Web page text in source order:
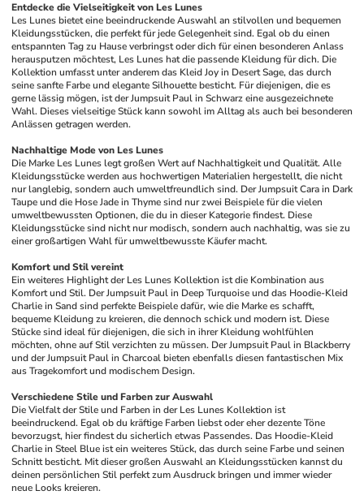
Entdecke die Vielseitigkeit von Les Lunes
Les Lunes bietet eine beeindruckende Auswahl an stilvollen und bequemen
Kleidungsstücken, die perfekt für jede Gelegenheit sind. Egal ob du einen
entspannten Tag zu Hause verbringst oder dich für einen besonderen Anlass
herausputzen möchtest, Les Lunes hat die passende Kleidung für dich. Die
Kollektion umfasst unter anderem das Kleid Joy in Desert Sage, das durch
seine sanfte Farbe und elegante Silhouette besticht. Für diejenigen, die es
gerne lässig mögen, ist der Jumpsuit Paul in Schwarz eine ausgezeichnete
Wahl. Dieses vielseitige Stück kann sowohl im Alltag als auch bei besonderen
Anlässen getragen werden.
Nachhaltige Mode von Les Lunes
Die Marke Les Lunes legt großen Wert auf Nachhaltigkeit und Qualität. Alle
Kleidungsstücke werden aus hochwertigen Materialien hergestellt, die nicht
nur langlebig, sondern auch umweltfreundlich sind. Der Jumpsuit Cara in Dark
Taupe und die Hose Jade in Thyme sind nur zwei Beispiele für die vielen
umweltbewussten Optionen, die du in dieser Kategorie findest. Diese
Kleidungsstücke sind nicht nur modisch, sondern auch nachhaltig, was sie zu
einer großartigen Wahl für umweltbewusste Käufer macht.
Komfort und Stil vereint
Ein weiteres Highlight der Les Lunes Kollektion ist die Kombination aus
Komfort und Stil. Der Jumpsuit Paul in Deep Turquoise und das Hoodie-Kleid
Charlie in Sand sind perfekte Beispiele dafür, wie die Marke es schafft,
bequeme Kleidung zu kreieren, die dennoch schick und modern ist. Diese
Stücke sind ideal für diejenigen, die sich in ihrer Kleidung wohlfühlen
möchten, ohne auf Stil verzichten zu müssen. Der Jumpsuit Paul in Blackberry
und der Jumpsuit Paul in Charcoal bieten ebenfalls diesen fantastischen Mix
aus Tragekomfort und modischem Design.
Verschiedene Stile und Farben zur Auswahl
Die Vielfalt der Stile und Farben in der Les Lunes Kollektion ist
beeindruckend. Egal ob du kräftige Farben liebst oder eher dezente Töne
bevorzugst, hier findest du sicherlich etwas Passendes. Das Hoodie-Kleid
Charlie in Steel Blue ist ein weiteres Stück, das durch seine Farbe und seinen
Schnitt besticht. Mit dieser großen Auswahl an Kleidungsstücken kannst du
deinen persönlichen Stil perfekt zum Ausdruck bringen und immer wieder
neue Looks kreieren.